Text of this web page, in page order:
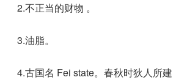
2.不正当的财物 。
3.油脂。
4.古国名 Fei state。春秋时狄人所建